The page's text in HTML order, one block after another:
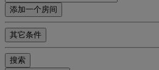
添加一个房间
其它条件
搜索